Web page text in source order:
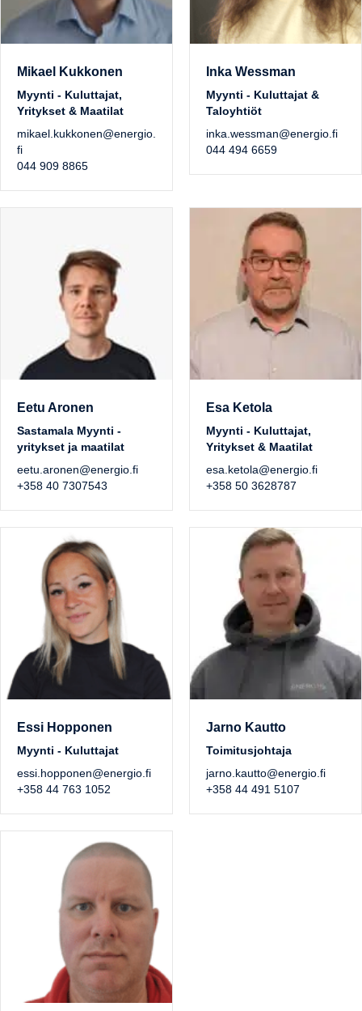
Mikael Kukkonen
Myynti - Kuluttajat,
Yritykset & Maatilat
mikael.kukkonen@energio.
fi
044 909 8865
Inka Wessman
Myynti - Kuluttajat &
Taloyhtiöt
inka.wessman@energio.fi
044 494 6659
Eetu Aronen
Sastamala Myynti -
yritykset ja maatilat
eetu.aronen@energio.fi
+358 40 7307543
Esa Ketola
Myynti - Kuluttajat,
Yritykset & Maatilat
esa.ketola@energio.fi
+358 50 3628787
Essi Hopponen
Myynti - Kuluttajat
essi.hopponen@energio.fi
+358 44 763 1052
Jarno Kautto
Toimitusjohtaja
jarno.kautto@energio.fi
+358 44 491 5107